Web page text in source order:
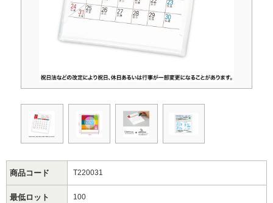
商品コード T220031
最低ロット 100